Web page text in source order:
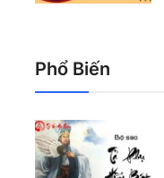
Phổ Biến